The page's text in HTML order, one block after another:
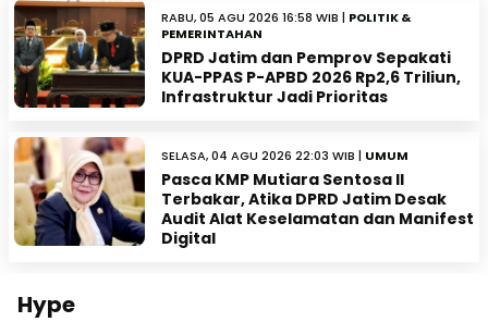
RABU, 05 AGU 2026 16:58 WIB | POLITIK &
PEMERINTAHAN
DPRD Jatim dan Pemprov Sepakati
KUA-PPAS P-APBD 2026 Rp2,6 Triliun,
Infrastruktur Jadi Prioritas
SELASA, 04 AGU 2026 22:03 WIB | UMUM
Pasca KMP Mutiara Sentosa II
Terbakar, Atika DPRD Jatim Desak
Audit Alat Keselamatan dan Manifest
Digital
Hype